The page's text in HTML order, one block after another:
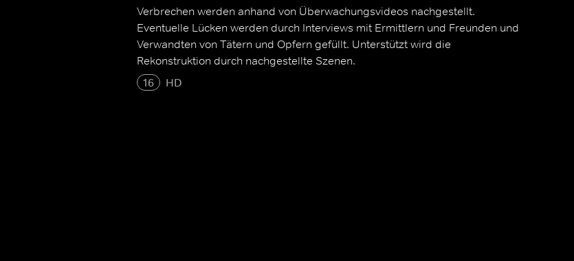
Verbrechen werden anhand von Überwachungsvideos nachgestellt.
Eventuelle Lücken werden durch Interviews mit Ermittlern und Freunden und
Verwandten von Tätern und Opfern gefüllt. Unterstützt wird die
Rekonstruktion durch nachgestellte Szenen.
16
HD